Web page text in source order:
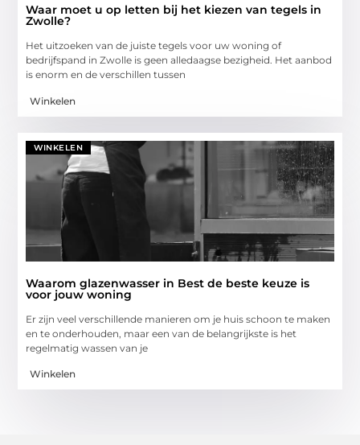
Waar moet u op letten bij het kiezen van tegels in
Zwolle?
Het uitzoeken van de juiste tegels voor uw woning of
bedrijfspand in Zwolle is geen alledaagse bezigheid. Het aanbod
is enorm en de verschillen tussen
Winkelen
WINKELEN
Waarom glazenwasser in Best de beste keuze is
voor jouw woning
Er zijn veel verschillende manieren om je huis schoon te maken
en te onderhouden, maar een van de belangrijkste is het
regelmatig wassen van je
Winkelen